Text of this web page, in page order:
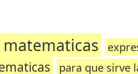
para que sirve